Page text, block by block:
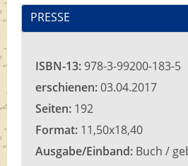
PRESSE
ISBN-13: 978-3-99200-183-5
erschienen:03.04.2017
Seiten: 192
Format: 11,50x18,40
Ausgabe/Einband: Buch /